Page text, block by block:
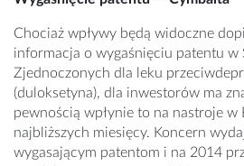
Chociaż wpływy będą widoczne
informacja o wygaśnięciu patentu w
Zjednoczonych dla leku
(duloksetyna), dla inwestorów ma
pewnością wpłynie to na nastroje w
najbliższych miesięcy. Koncern
wygasającym patentom i na 2014